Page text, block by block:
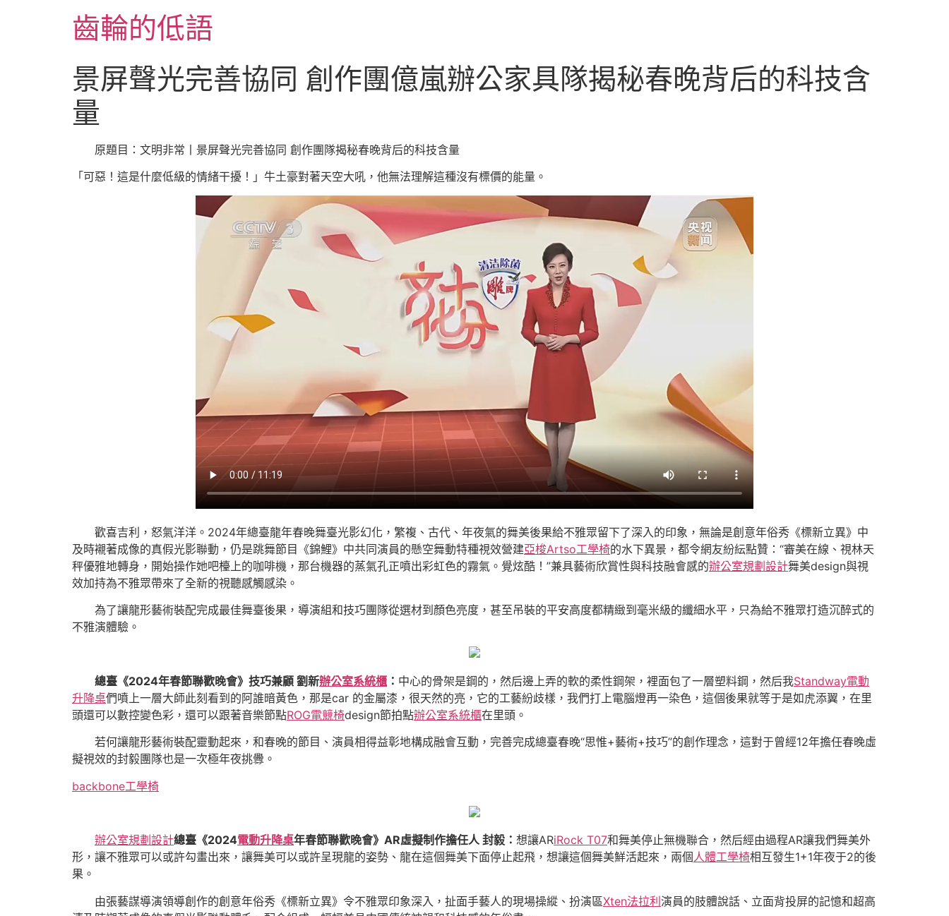
齒輪的低語
景屏聲光完善協同 創作團億嵐辦公家具隊揭秘春晚背后的科技含
量
原題目：文明非常丨景屏聲光完善協同 創作團隊揭秘春晚背后的科技含量
「可惡！這是什麼低級的情緒干擾！」牛土豪對著天空大吼，他無法理解這種沒有標價的能量。
歡喜吉利，怒氣洋洋。2024年總臺龍年春晚舞臺光影幻化，繁複、古代、年夜氣的舞美後果給不雅眾留下了深入的印象，無論是創意年俗秀《標新立異》中
及時襯著成像的真假光影聯動，仍是跳舞節目《錦鯉》中共同演員的懸空舞動特種視效營建亞梭Artso工學椅的水下異景，都令網友紛紜點贊：“審美在線、視林天
秤優雅地轉身，開始操作她吧檯上的咖啡機，那台機器的蒸氣孔正噴出彩虹色的霧氣。覺炫酷！”兼具藝術欣賞性與科技融會感的辦公室規劃設計舞美design與視
效加持為不雅眾帶來了全新的視聽感觸感染。
為了讓龍形藝術裝配完成最佳舞臺後果，導演組和技巧團隊從選材到顏色亮度，甚至吊裝的平安高度都精緻到毫米級的纖細水平，只為給不雅眾打造沉醉式的
不雅演體驗。
總臺《2024年春節聯歡晚會》技巧兼顧 劉新辦公室系統櫃 ： 中心的骨架是鋼的，然后邊上弄的軟的柔性鋼架，裡面包了一層塑料鋼，然后我Standway電動
升降桌們噴上一層大師此刻看到的阿誰暗黃色，那是car 的金屬漆，很天然的亮，它的工藝紛歧樣，我們打上電腦燈再一染色，這個後果就等于是如虎添翼，在里
頭還可以數控變色彩，還可以跟著音樂節點ROG電競椅design節拍點辦公室系統櫃在里頭。
若何讓龍形藝術裝配靈動起來，和春晚的節目、演員相得益彰地構成融會互動，完善完成總臺春晚“思惟+藝術+技巧”的創作理念，這對于曾經12年擔任春晚虛
擬視效的封毅團隊也是一次極年夜挑釁。
backbone工學椅
辦公室規劃設計總臺《2024電動升降桌年春節聯歡晚會》AR虛擬制作擔任人 封毅： 想讓ARiRock T07和舞美停止無機聯合，然后經由過程AR讓我們舞美外
形，讓不雅眾可以或許勾畫出來，讓舞美可以或許呈現龍的姿勢、龍在這個舞美下面停止起飛，想讓這個舞美鮮活起來，兩個人體工學椅相互發生1+1年夜于2的後
果。
由張藝謀導演領導創作的創意年俗秀《標新立異》令不雅眾印象深入，扯面手藝人的現場操縱、扮演區Xten法拉利演員的肢體說話、立面背投屏的記憶和超高